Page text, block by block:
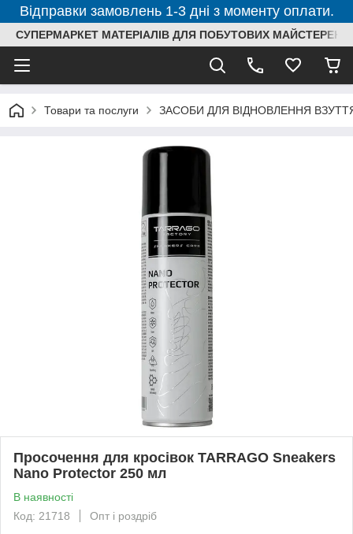
Відправки замовлень 1-3 дні з моменту оплати.
СУПЕРМАРКЕТ МАТЕРІАЛІВ ДЛЯ ПОБУТОВИХ МАЙСТЕРЕНЬ
Товари та послуги ЗАСОБИ ДЛЯ ВІДНОВЛЕННЯ
Просочення для кросівок TARRAGO Sneakers
Nano Protector 250 мл
В наявності
Код: 21718
Опт і роздріб